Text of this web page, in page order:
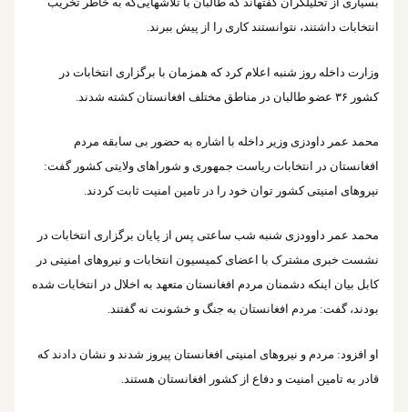
انتخابات داشتند، نتوانستند کاری را از پیش ببرند.
وزارت داخله روز شنبه اعلام کرد که همزمان با برگزاری انتخابات در
کشور ۳۶ عضو طالبان در مناطق مختلف افغانستان کشته شدند.
محمد عمر داودزی وزیر داخله با اشاره به حضور بی سابقه مردم
افغانستان در انتخابات ریاست جمهوری و شوراهای ولایتی کشور گفت:
نیروهای امنیتی کشور توان خود را در تامین امنیت ثابت کردند.
محمد عمر داوودزی شنبه شب ساعتی پس از پایان برگزاری انتخابات در
نشست خبری مشترک با اعضای کمیسیون انتخابات و نیروهای امنیتی در
کابل بیان اینکه دشمنان مردم افغانستان متعهد به اخلال در انتخابات شده
بودند، گفت: مردم افغانستان به جنگ و خشونت نه گفتند.
او افزود: مردم و نیروهای امنیتی افغانستان پیروز شدند و نشان دادند که
قادر به تامین امنیت و دفاع از کشور افغانستان هستند.